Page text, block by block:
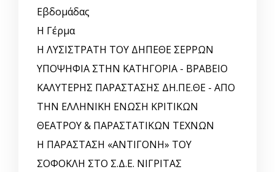
Εβδομάδας
Η Γέρμα
Η ΛΥΣΙΣΤΡΑΤΗ ΤΟΥ ΔΗΠΕΘΕ ΣΕΡΡΩΝ
ΥΠΟΨΗΦΙΑ ΣΤΗΝ ΚΑΤΗΓΟΡΙΑ - ΒΡΑΒΕΙΟ
ΚΑΛΥΤΕΡΗΣ ΠΑΡΑΣΤΑΣΗΣ ΔΗ.ΠΕ.ΘΕ - ΑΠΟ
ΤΗΝ ΕΛΛΗΝΙΚΗ ΕΝΩΣΗ ΚΡΙΤΙΚΩΝ
ΘΕΑΤΡΟΥ & ΠΑΡΑΣΤΑΤΙΚΩΝ ΤΕΧΝΩΝ
Η ΠΑΡΑΣΤΑΣΗ «ΑΝΤΙΓΟΝΗ» ΤΟΥ
ΣΟΦΟΚΛΗ ΣΤΟ Σ.Δ.Ε. ΝΙΓΡΙΤΑΣ